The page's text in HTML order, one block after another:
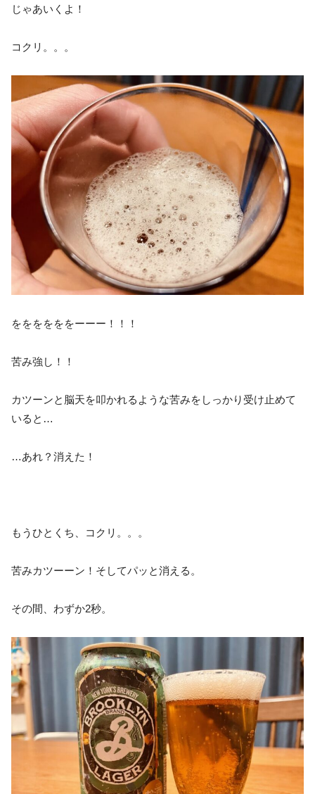
じゃあいくよ！
コクリ。。。
ををををををーーー！！！
苦み強し！！
カツーンと脳天を叩かれるような苦みをしっかり受け止めて
いると…
…あれ？消えた！
もうひとくち、コクリ。。。
苦みカツーーン！そしてパッと消える。
その間、わずか2秒。